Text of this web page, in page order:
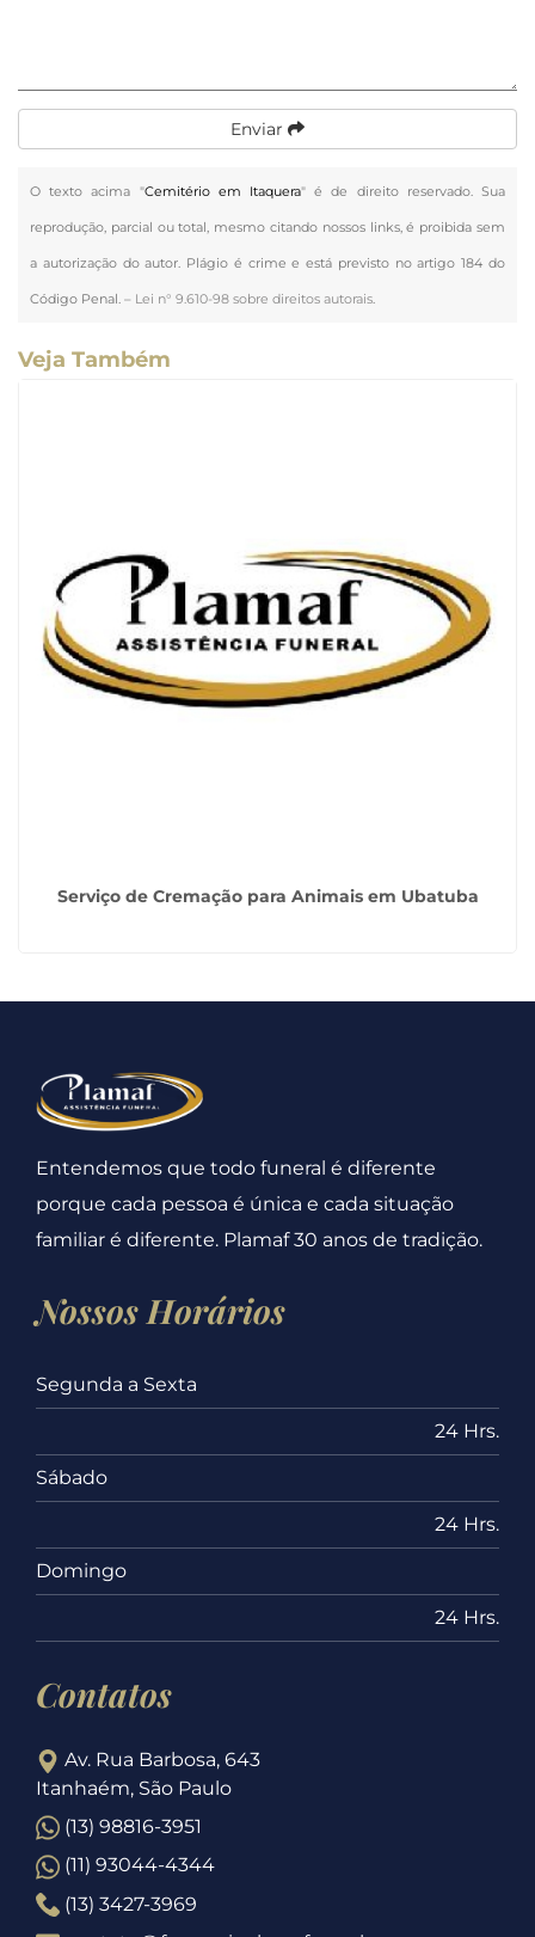
Enviar
O texto acima "Cemitério em Itaquera" é de direito reservado. Sua
reprodução, parcial ou total, mesmo citando nossos links, é proibida sem
a autorização do autor. Plágio é crime e está previsto no artigo 184 do
Código Penal. – Lei n° 9.610-98 sobre direitos autorais.
Veja Também
Serviço de Cremação para Animais em Ubatuba
Entendemos que todo funeral é diferente
porque cada pessoa é única e cada situação
familiar é diferente. Plamaf 30 anos de tradição.
Nossos Horários
Segunda a Sexta
24 Hrs.
Sábado
24 Hrs.
Domingo
24 Hrs.
Contatos
Av. Rua Barbosa, 643
Itanhaém, São Paulo
(13) 98816-3951
(11) 93044-4344
(13) 3427-3969